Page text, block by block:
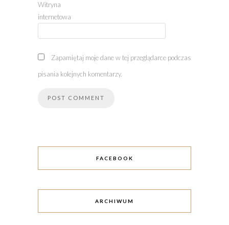
Witryna
internetowa
Zapamiętaj moje dane w tej przeglądarce podczas
pisania kolejnych komentarzy.
FACEBOOK
ARCHIWUM